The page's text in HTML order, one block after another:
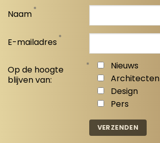
Naam *
E-mailadres *
Op de hoogte
blijven van:
*
Nieuws
Architecten
Design
Pers